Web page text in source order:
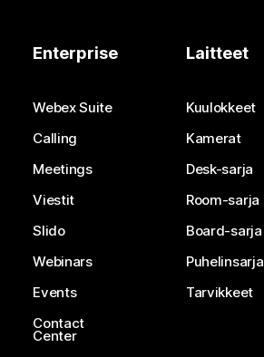
Enterprise
Webex Suite
Calling
Meetings
Viestit
Slido
Webinars
Events
Contact
Center
Laitteet
Kuulokkeet
Kamerat
Desk-sarja
Room-sarja
Board-sarja
Puhelinsarja
Tarvikkeet